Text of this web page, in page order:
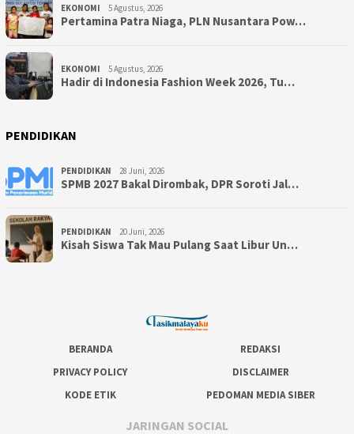
EKONOMI 5 Agustus, 2026
Pertamina Patra Niaga, PLN Nusantara Pow…
EKONOMI 5 Agustus, 2026
Hadir di Indonesia Fashion Week 2026, Tu…
PENDIDIKAN
PENDIDIKAN 28 Juni, 2026
SPMB 2027 Bakal Dirombak, DPR Soroti Jal…
PENDIDIKAN 20 Juni, 2026
Kisah Siswa Tak Mau Pulang Saat Libur Un…
BERANDA
REDAKSI
PRIVACY POLICY
DISCLAIMER
KODE ETIK
PEDOMAN MEDIA SIBER
JARINGAN SOCIAL